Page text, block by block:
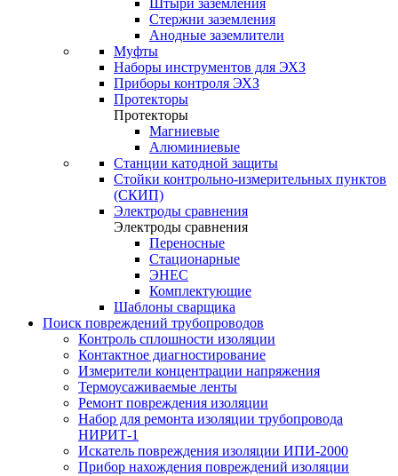
Штыри заземления
Стержни заземления
Анодные заземлители
Муфты
Наборы инструментов для ЭХЗ
Приборы контроля ЭХЗ
Протекторы
Протекторы
Магниевые
Алюминиевые
Станции катодной защиты
Стойки контрольно-измерительных пунктов
(СКИП)
Электроды сравнения
Электроды сравнения
Переносные
Стационарные
ЭНЕС
Комплектующие
Шаблоны сварщика
Поиск повреждений трубопроводов
Контроль сплошности изоляции
Контактное диагностирование
Измерители концентрации напряжения
Термоусаживаемые ленты
Ремонт повреждения изоляции
Набор для ремонта изоляции трубопровода
НИРИТ-1
Искатель повреждения изоляции ИПИ-2000
Прибор нахождения повреждений изоляции